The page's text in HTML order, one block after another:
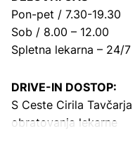
Pon-pet / 7.30-19.30
Sob / 8.00 – 12.00
Spletna lekarna – 24/7
DRIVE-IN DOSTOP:
S Ceste Cirila Tavčarja
obratovanja lekarne